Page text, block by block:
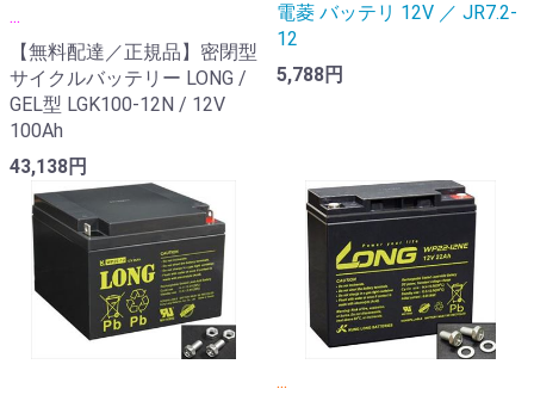
...
【無料配達／正規品】密閉型
サイクルバッテリー LONG /
GEL型 LGK100-12N / 12V
100Ah
43,138円
電菱 バッテリ 12V ／ JR7.2-
12
5,788円
...